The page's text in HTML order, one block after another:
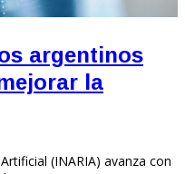
argentinos
la
(INARIA) avanza con